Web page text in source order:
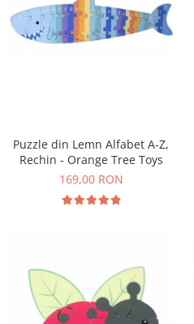
Puzzle din Lemn Alfabet A-Z,
Rechin - Orange Tree Toys
169,00 RON